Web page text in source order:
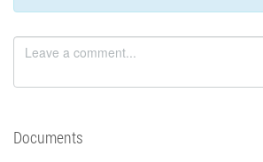
Documents